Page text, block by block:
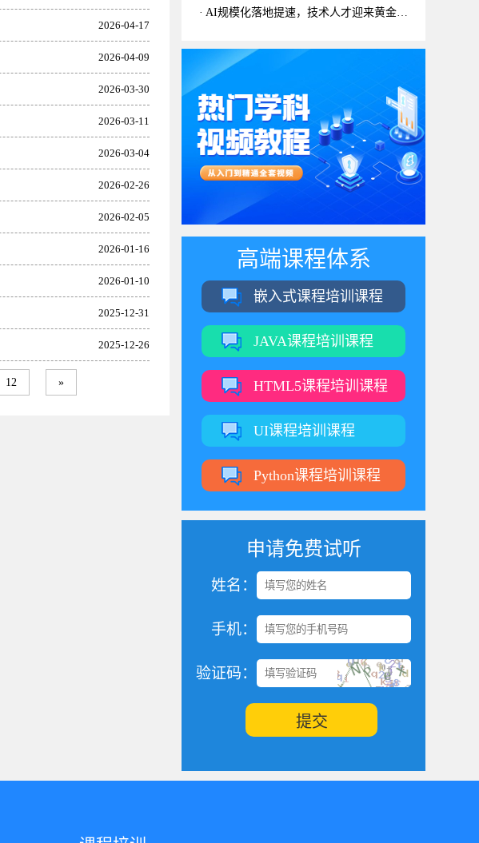
2026-04-17
2026-04-09
2026-03-30
2026-03-11
2026-03-04
2026-02-26
2026-02-05
2026-01-16
2026-01-10
2025-12-31
2025-12-26
12 »
AI规模化落地提速，技术人才迎来黄金机遇期
高端课程体系
嵌入式课程培训课程
JAVA课程培训课程
HTML5课程培训课程
UI课程培训课程
Python课程培训课程
申请免费试听
姓名：
手机：
验证码：